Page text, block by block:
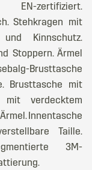
EN-zertifiziert.
Stehkragen mit
und Kinnschutz.
Stoppern. Ärmel
Brusttasche
Brusttasche mit
mit verdecktem
Innentasche
Taille.
3M-